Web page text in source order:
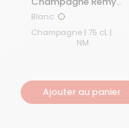
Leroy Brut Nature
Blanc Blanc
Champagne | 75 cL |
NM
Ajouter au panier